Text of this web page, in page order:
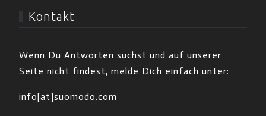
Kontakt
Wenn Du Antworten suchst und auf unserer
Seite nicht findest, melde Dich einfach unter:
info[at]suomodo.com